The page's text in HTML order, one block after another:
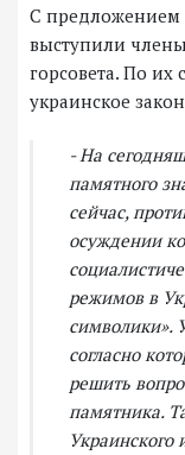
С предложением
выступили
горсовета. По
украинское
- На
памятного
сейчас,
осуждении
режимов в
символики».
согласно
решить
памятника.
Украинского